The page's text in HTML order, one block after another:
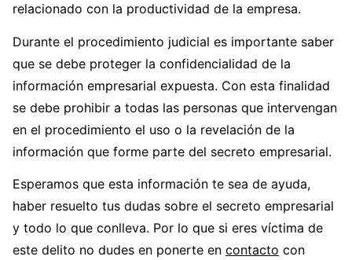
relacionado con la productividad de la empresa.
Durante el procedimiento judicial es importante saber
que se debe proteger la confidencialidad de la
información empresarial expuesta. Con esta finalidad
se debe prohibir a todas las personas que intervengan
en el procedimiento el uso o la revelación de la
información que forme parte del secreto empresarial.
Esperamos que esta información te sea de ayuda,
haber resuelto tus dudas sobre el secreto empresarial
y todo lo que conlleva. Por lo que si eres víctima de
este delito no dudes en ponerte en contacto con